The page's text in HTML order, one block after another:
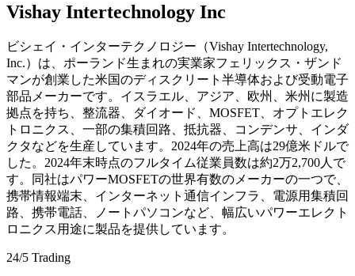
Vishay Intertechnology Inc
ビシェイ・インターテクノロジー（Vishay Intertechnology,
Inc.）は、ポーランド生まれの実業家フェリックス・ザンド
マンが創業した米国のディスクリート半導体および受動電子
部品メーカーです。イスラエル、アジア、欧州、米州に製造
拠点を持ち、整流器、ダイオード、MOSFET、オプトエレク
トロニクス、一部の集積回路、抵抗器、コンデンサ、インダ
クタなどを生産しています。2024年の売上高は29億米ドルで
した。2024年末時点のフルタイム従業員数は約2万2,700人で
す。同社はパワーMOSFETの世界有数のメーカーの一つで、
携帯情報端末、インターネット通信インフラ、電源用集積回
路、携帯電話、ノートパソコンなど、幅広いパワーエレクト
ロニクス用途に製品を提供しています。
24/5 Trading